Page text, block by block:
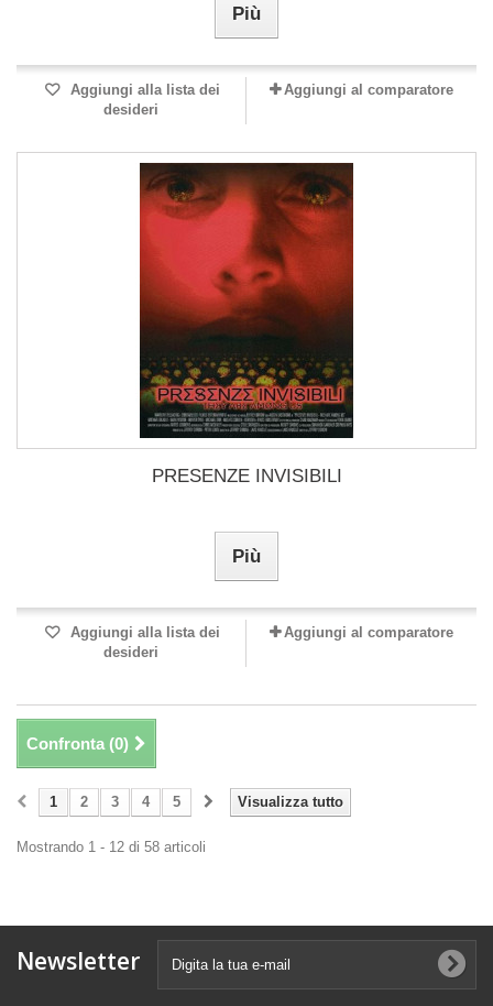
Più
Aggiungi alla lista dei
desideri
Aggiungi al comparatore
PRESENZE INVISIBILI
Più
Aggiungi alla lista dei
desideri
Aggiungi al comparatore
Confronta (0)
Visualizza tutto
1 2 3 4 5
Mostrando 1 - 12 di 58 articoli
Newsletter